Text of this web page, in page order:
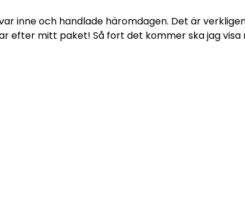
inne och handlade häromdagen. Det är
efter mitt paket! Så fort det kommer ska jag visa